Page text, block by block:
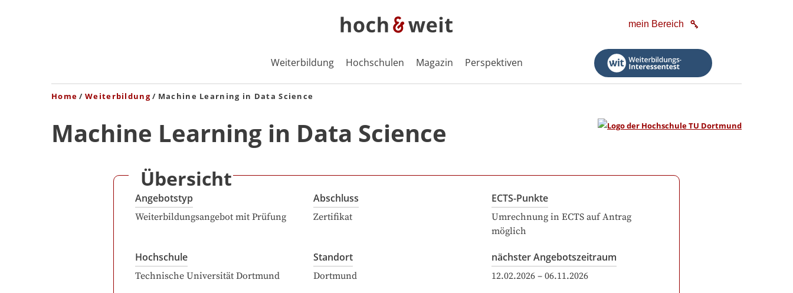
mein Bereich
Weiterbildung Hochschulen Magazin Perspektiven
Home Weiterbildung Machine Learning in Data Science
Machine Learning in Data Science
Übersicht
Angebotstyp
Weiterbildungsangebot mit Prüfung
Abschluss
Zertifikat
ECTS-Punkte
Umrechnung in ECTS auf Antrag
möglich
Hochschule
Technische Universität Dortmund
Standort
Dortmund
nächster Angebotszeitraum
12.02.2026 – 06.11.2026